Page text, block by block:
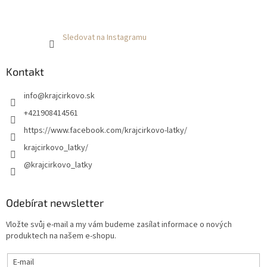
Sledovat na Instagramu
Kontakt
info@krajcirkovo.sk
+421908414561
https://www.facebook.com/krajcirkovo-latky/
krajcirkovo_latky/
@krajcirkovo_latky
Odebírat newsletter
Vložte svůj e-mail a my vám budeme zasílat informace o nových
produktech na našem e-shopu.
E-mail